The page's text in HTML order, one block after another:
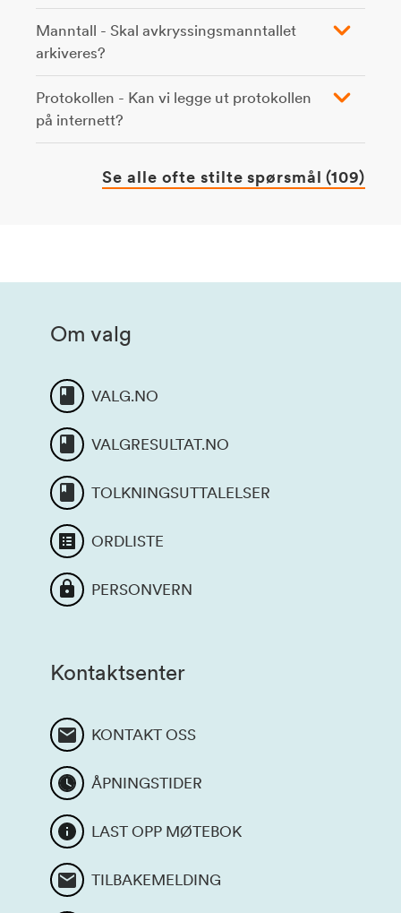
Manntall - Skal avkryssingsmanntallet
arkiveres?
Protokollen - Kan vi legge ut protokollen
på internett?
Se alle ofte stilte spørsmål (109)
Om valg
VALG.NO
VALGRESULTAT.NO
TOLKNINGSUTTALELSER
ORDLISTE
PERSONVERN
Kontaktsenter
KONTAKT OSS
ÅPNINGSTIDER
LAST OPP MØTEBOK
TILBAKEMELDING